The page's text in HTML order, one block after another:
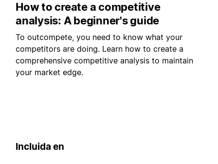
How to create a competitive
analysis: A beginner's guide
To outcompete, you need to know what your
competitors are doing. Learn how to create a
comprehensive competitive analysis to maintain
your market edge.
Incluida en